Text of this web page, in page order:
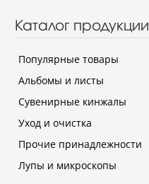
Каталог продукции
Популярные товары
Альбомы и листы
Сувенирные кинжалы
Уход и очистка
Прочие принадлежности
Лупы и микроскопы